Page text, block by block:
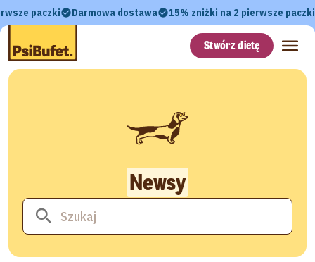
paczki Darmowa dostawa 15% zniżki na 2 pierwsze paczki
Stwórz dietę
Newsy